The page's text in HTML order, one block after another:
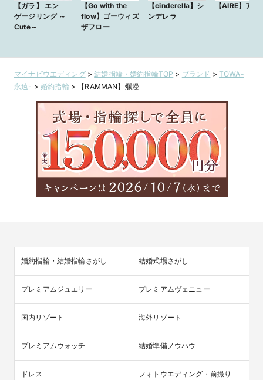
【ガラ】 エン
ゲージリング ～
Cute～
【Go with the
flow】ゴーウィズ
ザフロー
【cinderella】シ
ンデレラ
【AIRE】アイ
マイナビウエディング>結婚指輪・婚約指輪TOP > ブランド > TOWA-
永遠- >婚約指輪 > 【RAMMAN】爛漫
婚約指輪・結婚指輪さがし 結婚式場さがし
プレミアムジュエリー プレミアムヴェニュー
国内リゾート 海外リゾート
プレミアムウォッチ 結婚準備ノウハウ
ドレス フォトウエディング・前撮り